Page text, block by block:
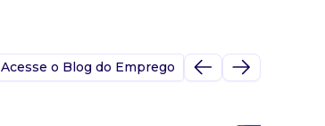
Acesse o Blog do Emprego